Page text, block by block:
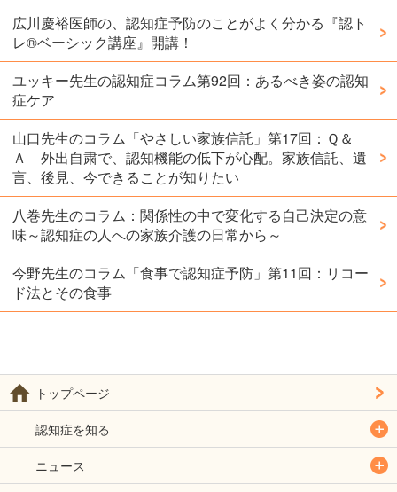
広川慶裕医師の、認知症予防のことがよく分かる『認ト
レ®️ベーシック講座』開講！
ユッキー先生の認知症コラム第92回：あるべき姿の認知
症ケア
山口先生のコラム「やさしい家族信託」第17回：Ｑ＆
Ａ 外出自粛で、認知機能の低下が心配。家族信託、遺
言、後見、今できることが知りたい
八巻先生のコラム：関係性の中で変化する自己決定の意
味～認知症の人への家族介護の日常から～
今野先生のコラム「食事で認知症予防」第11回：リコー
ド法とその食事
トップページ
認知症を知る
ニュース